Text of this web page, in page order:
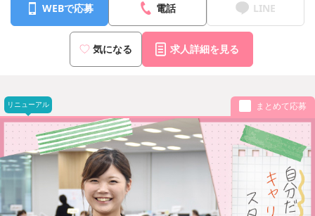
WEBで応募 電話 LINE
気になる 求人詳細を見る
リニューアル まとめて応募